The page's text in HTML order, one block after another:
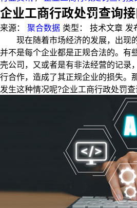
企业工商行政处罚查询
来源： 聚合数据 类型： 技术文章 发
现在随着市场经济的发展，出现
并不是每个企业都是正规合法的。有
壳公司，又或者是有非法经营的记录
行合作，造成了其正规企业的损失。
发生这种情况呢?企业工商行政处罚查